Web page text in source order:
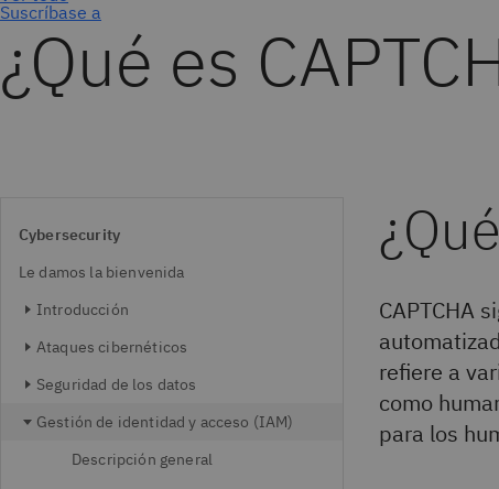
Suscríbase a
¿Qué es
Cybersecurity
Le damos la bienvenida
Introducción
Ataques cibernéticos
Seguridad de los datos
Gestión de identidad y acceso (IAM)
Descripción general
CAPTCHA
refiere a
como
para los